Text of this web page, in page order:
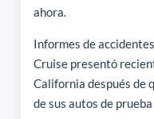
ahora.
Informes de
Cruise presentó
California después de
de sus autos de